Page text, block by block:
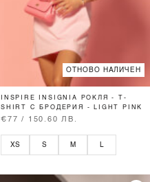
ОТНОВО НАЛИЧЕН
INSPIRE INSIGNIA РОКЛЯ - T-
SHIRT С БРОДЕРИЯ - LIGHT PINK
€77 / 150.60 ЛВ.
XS S M L